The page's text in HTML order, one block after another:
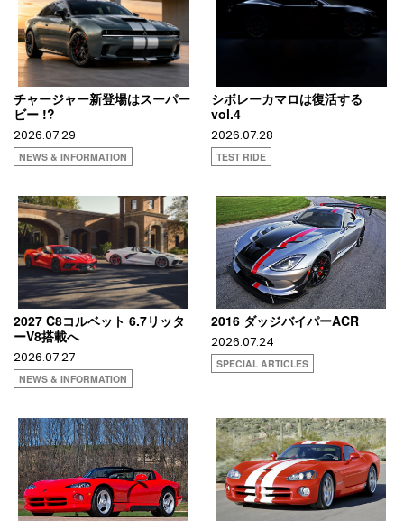
チャージャー新登場はスーパー
ビー !?
2026.07.29
NEWS & INFORMATION
シボレーカマロは復活する
vol.4
2026.07.28
TEST RIDE
2027 C8コルベット 6.7リッタ
ーV8搭載へ
2026.07.27
NEWS & INFORMATION
2016 ダッジバイパーACR
2026.07.24
SPECIAL ARTICLES